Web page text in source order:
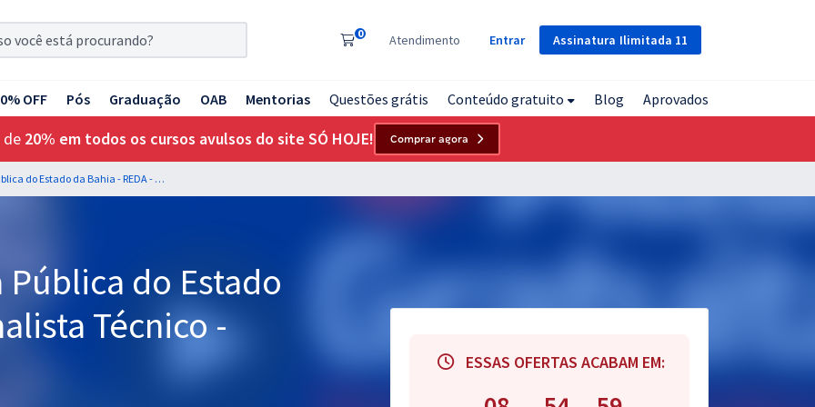
Assinatura Ilimitada 11
0 Atendimento Entrar
OFF Pós Graduação OAB Mentorias Questões grátis Conteúdo gratuito Blog Aprovados
de 20% em todos os cursos avulsos do site SÓ HOJE! Comprar agora
DPE BA - Defensoria Pública do Estado da Bahia - REDA - Analista Técnico - Biologia
Pública do Estado
Técnico -
ESSAS OFERTAS ACABAM EM: